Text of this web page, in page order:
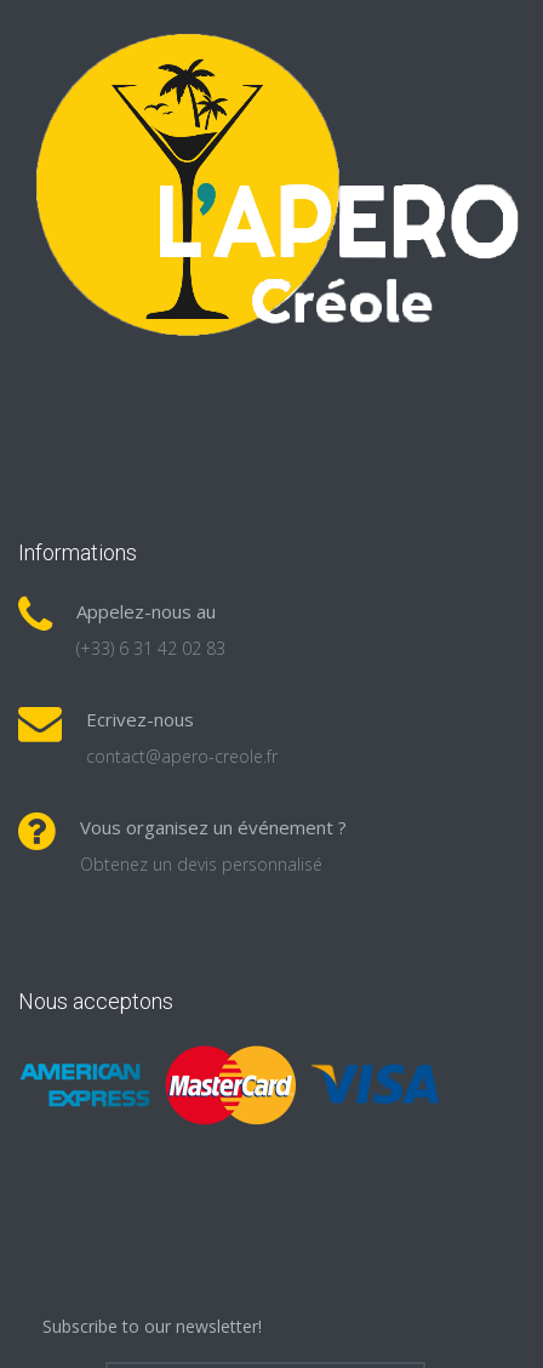
Informations
Appelez-nous au
(+33) 6 31 42 02 83
Ecrivez-nous
contact@apero-creole.fr
Vous organisez un événement ?
Obtenez un devis personnalisé
Nous acceptons
Subscribe to our newsletter!